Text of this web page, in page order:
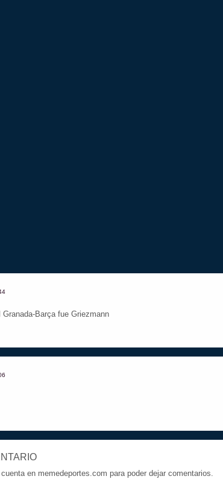
Granada-Barça fue Griezmann
en memedeportes.com para poder dejar comentarios.